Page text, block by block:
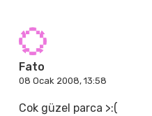
Fato
08 Ocak 2008, 13:58
Cok güzel parca >:(